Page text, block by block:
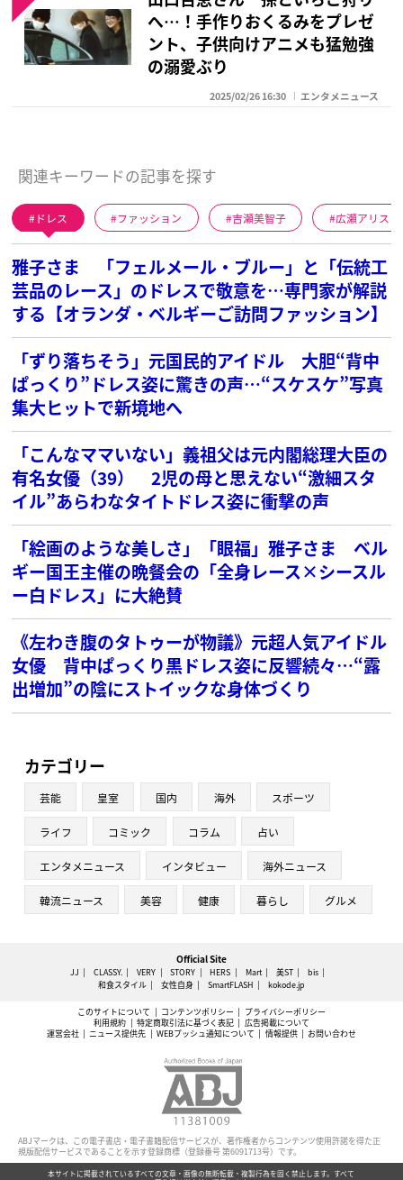
へ…！手作りおくるみをプレゼ
ント、子供向けアニメも猛勉強
の溺愛ぶり
2025/02/26 16:30 エンタメニュース
関連キーワードの記事を探す
ドレス ファッション 吉瀬美智子 広瀬アリス
雅子さま 「フェルメール・ブルー」と「伝統工
芸品のレース」のドレスで敬意を…専門家が解説
する【オランダ・ベルギーご訪問ファッション】
「ずり落ちそう」元国民的アイドル 大胆“背中
ぱっくり”ドレス姿に驚きの声…“スケスケ”写真
集大ヒットで新境地へ
「こんなママいない」義祖父は元内閣総理大臣の
有名女優（39） 2児の母と思えない“激細スタ
イル”あらわなタイトドレス姿に衝撃の声
「絵画のような美しさ」「眼福」雅子さま ベル
ギー国王主催の晩餐会の「全身レース×シースル
ー白ドレス」に大絶賛
《左わき腹のタトゥーが物議》元超人気アイドル
女優 背中ぱっくり黒ドレス姿に反響続々…“露
出増加”の陰にストイックな身体づくり
カテゴリー
芸能 皇室 国内 海外 スポーツ
ライフ コミック コラム 占い
エンタメニュース インタビュー 海外ニュース
韓流ニュース 美容 健康 暮らし グルメ
Official Site
JJ CLASSY. VERY STORY HERS Mart 美ST
bis
和食スタイル
女性自身 SmartFLASH kokode.jp
このサイトについて コンテンツポリシー
プライバシーポリシー
利用規約
特定商取引法に基づく表記
広告掲載について
運営会社
ニュース提供先 WEBプッシュ通知について 情報提供 お問い合わせ
ABJマークは、この電子書店・電子書籍配信サービスが、著作権者からコンテンツ使用許諾を得た正
規版配信サービスであることを示す登録商標（登録番号 第6091713号）です。
本サイトに掲載されているすべての文章・画像の無断転載・複製行為を固く禁止します。すべて